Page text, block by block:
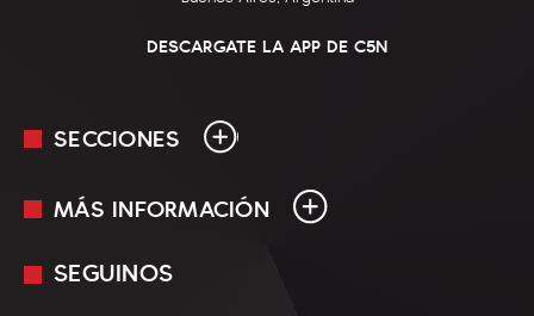
DESCARGATE LA APP DE C5N
SECCIONES
En Vivo
MÁS INFORMACIÓN
Mediakit
SEGUINOS